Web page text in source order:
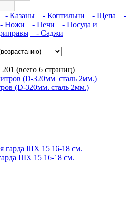
- Казаны - Коптильни - Щепа
-
Ножи - Печи
- Посуда и
- Саджи
(всего 6 страниц)
(D-320мм. сталь 2мм.)
ШХ 15 16-18 см.